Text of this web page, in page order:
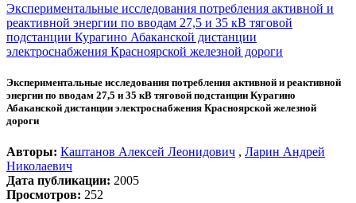
Экспериментальные исследования потребления активной и
реактивной энергии по вводам 27,5 и 35 кВ тяговой
подстанции Курагино Абаканской дистанции
электроснабжения Красноярской железной дороги
Экспериментальные исследования потребления активной и реактивной
энергии по вводам 27,5 и 35 кВ тяговой подстанции Курагино
Абаканской дистанции электроснабжения Красноярской железной
дороги
Авторы: Каштанов Алексей Леонидович , Ларин Андрей
Николаевич
Дата публикации: 2005
Просмотров: 252